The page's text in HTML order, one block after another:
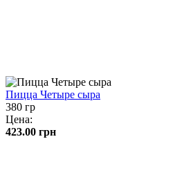
Пицца Четыре сыра
380 гр
Цена:
423.00 грн